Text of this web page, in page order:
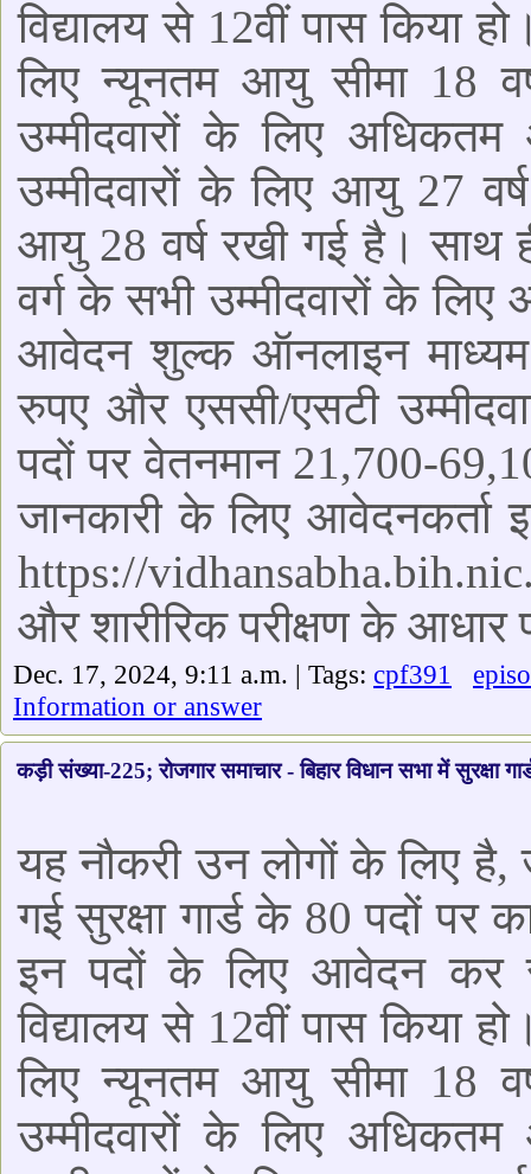
विद्यालय से 12वीं पास किया
लिए न्यूनतम आयु सीमा 18
उम्मीदवारों के लिए
उम्मीदवारों के लिए आयु 27
आयु 28 वर्ष रखी गई है। साथ
वर्ग के सभी उम्मीदवारों के
आवेदन शुल्क ऑनलाइन माध्यम
रुपए और एससी/एसटी
पदों पर वेतनमान 21,700-
जानकारी के लिए
https://
और शारीरिक परीक्षण के आधार
Dec. 17, 2024, 9:11 a.m. | Tags: cpf391
Information or answer
कड़ी संख्या-225; रोजगार समाचार - बिहार विधान सभा में सुरक्षा
यह नौकरी उन लोगों के लिए है,
गई सुरक्षा गार्ड के 80 पदों
इन पदों के लिए आवेदन कर
विद्यालय से 12वीं पास किया
लिए न्यूनतम आयु सीमा 18
उम्मीदवारों के लिए